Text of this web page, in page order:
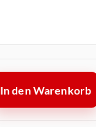
In den Warenkorb